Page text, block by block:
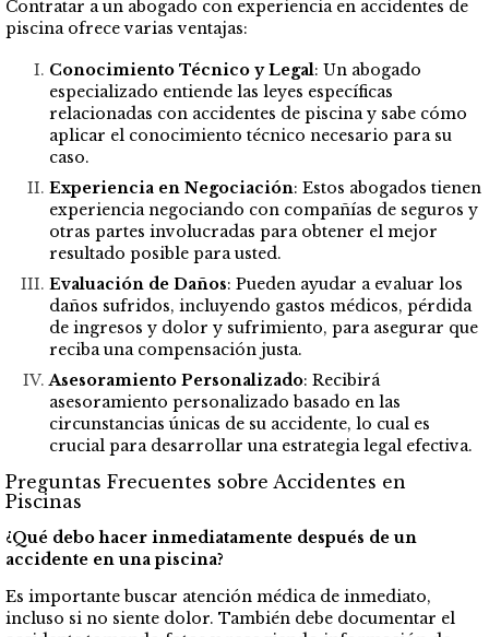
Contratar a un abogado con experiencia en accidentes de
piscina ofrece varias ventajas:
Conocimiento Técnico y Legal: Un abogado
especializado entiende las leyes específicas
relacionadas con accidentes de piscina y sabe cómo
aplicar el conocimiento técnico necesario para su
caso.
Experiencia en Negociación: Estos abogados tienen
experiencia negociando con compañías de seguros y
otras partes involucradas para obtener el mejor
resultado posible para usted.
Evaluación de Daños: Pueden ayudar a evaluar los
daños sufridos, incluyendo gastos médicos, pérdida
de ingresos y dolor y sufrimiento, para asegurar que
reciba una compensación justa.
Asesoramiento Personalizado: Recibirá
asesoramiento personalizado basado en las
circunstancias únicas de su accidente, lo cual es
crucial para desarrollar una estrategia legal efectiva.
Preguntas Frecuentes sobre Accidentes en
Piscinas
¿Qué debo hacer inmediatamente después de un
accidente en una piscina?
Es importante buscar atención médica de inmediato,
incluso si no siente dolor. También debe documentar el